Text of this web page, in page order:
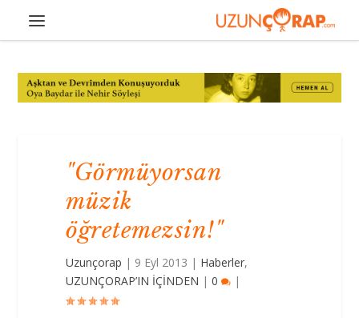
"Görmüyorsan
müzik
öğretemezsin!"
Uzunçorap | 9 Eyl 2013 | Haberler,
UZUNÇORAP’IN İÇİNDEN |0 |